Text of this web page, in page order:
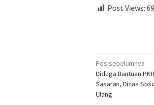
Post Views:
Navigasi
pos
Pos sebelumnya
Diduga Bantuan
Sasaran, Dinas
Ulang